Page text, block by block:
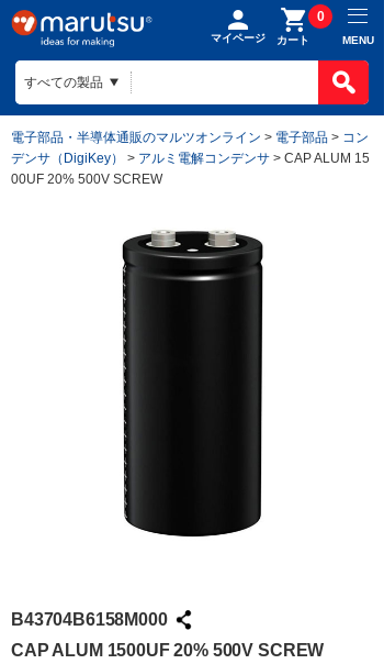
マイページ カート
0
MENU
電子部品・半導体通販のマルツオンライン > 電子部品 > コン
デンサ（DigiKey）
> アルミ電解コンデンサ > CAP ALUM 15
00UF 20% 500V SCREW
B43704B6158M000
CAP ALUM 1500UF 20% 500V SCREW